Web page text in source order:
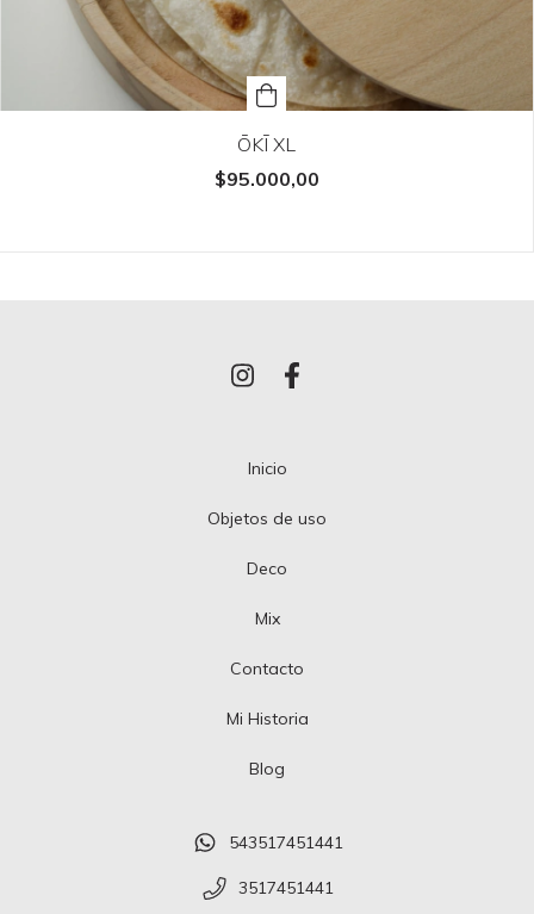
ŌKĪ XL
$95.000,00
Inicio
Objetos de uso
Deco
Mix
Contacto
Mi Historia
Blog
543517451441
3517451441